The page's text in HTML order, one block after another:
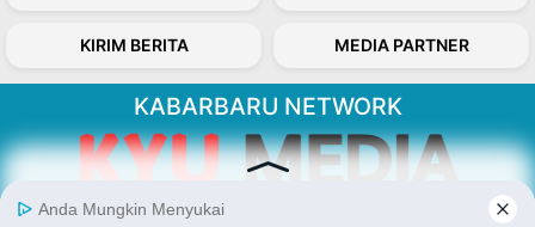
KIRIM BERITA MEDIA PARTNER
KABARBARU NETWORK